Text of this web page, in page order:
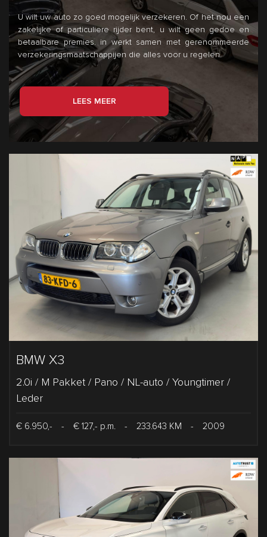
U wilt uw auto zo goed mogelijk verzekeren. Of het nou een
zakelijke of particuliere rijder bent, u wilt geen gedoe en
betaalbare premies. inwerkt samen met gerenommeerde
verzekeringsmaatschappijen die alles voor u regelen.
LEES MEER
BMW X3
2.0i / M Pakket / Pano / NL-auto / Youngtimer /
Leder
€ 6.950,- - € 127,- p.m. - 233.643 KM - 2009